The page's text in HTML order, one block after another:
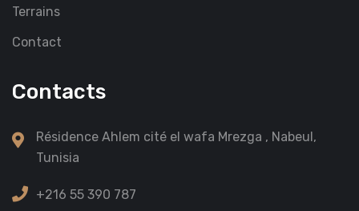
Terrains
Contact
Contacts
Résidence Ahlem cité el wafa Mrezga , Nabeul,
Tunisia
+216 55 390 787